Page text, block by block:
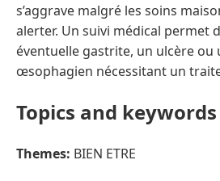
s’aggrave malgré les soins
alerter. Un suivi médical permet
éventuelle gastrite, un ulcère
œsophagien nécessitant un
Topics and keywords
Themes: BIEN ETRE